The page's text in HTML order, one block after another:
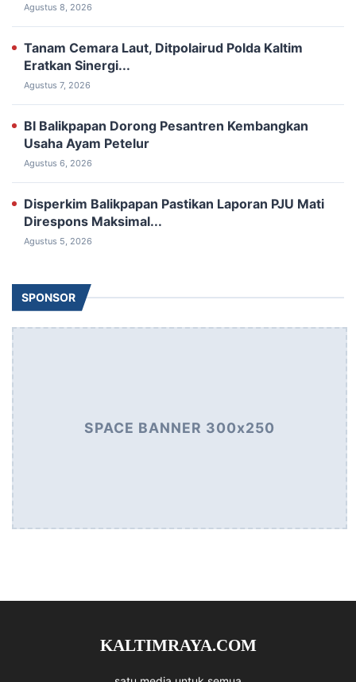
Agustus 8, 2026
Tanam Cemara Laut, Ditpolairud Polda Kaltim
Eratkan Sinergi...
Agustus 7, 2026
BI Balikpapan Dorong Pesantren Kembangkan
Usaha Ayam Petelur
Agustus 6, 2026
Disperkim Balikpapan Pastikan Laporan PJU Mati
Direspons Maksimal...
Agustus 5, 2026
SPONSOR
SPACE BANNER 300x250
KALTIMRAYA.COM